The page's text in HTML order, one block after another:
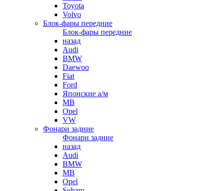
Toyota
Volvo
Блок-фары передние
Блок-фары передние
назад
Audi
BMW
Daewoo
Fiat
Ford
Японские а/м
MB
Opel
VW
Фонари задние
Фонари задние
назад
Audi
BMW
MB
Opel